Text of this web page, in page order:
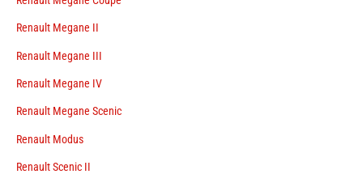
Renault Megane II
Renault Megane III
Renault Megane IV
Renault Megane Scenic
Renault Modus
Renault Scenic II